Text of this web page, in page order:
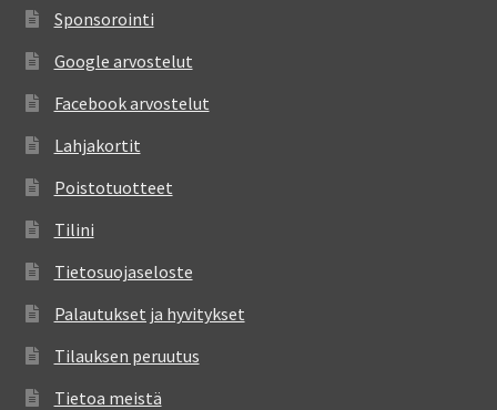
Sponsorointi
Google arvostelut
Facebook arvostelut
Lahjakortit
Poistotuotteet
Tilini
Tietosuojaseloste
Palautukset ja hyvitykset
Tilauksen peruutus
Tietoa meistä